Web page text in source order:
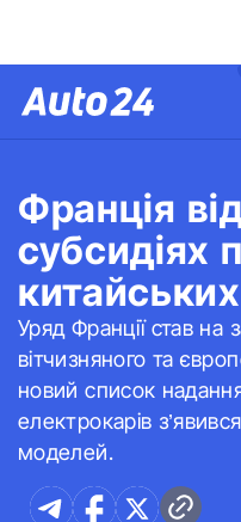
Франція
субсидіях
Уряд Франції став на
вітчизняного та
новий список
електрокарів
моделей.